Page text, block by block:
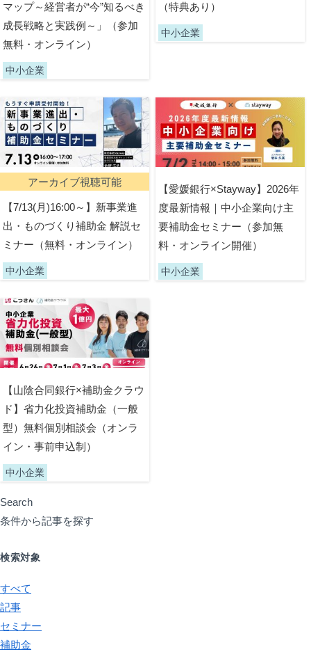
マップ～経営者が“今”知るべき
成長戦略と実践例～」（参加
無料・オンライン）
中小企業
（特典あり）
中小企業
アーカイブ視聴可能
【7/13(月)16:00～】新事業進
出・ものづくり補助金 解説セ
ミナー（無料・オンライン）
中小企業
【愛媛銀行×Stayway】2026年
度最新情報｜中小企業向け主
要補助金セミナー（参加無
料・オンライン開催）
中小企業
【山陰合同銀行×補助金クラウ
ド】省力化投資補助金（一般
型）無料個別相談会（オンラ
イン・事前申込制）
中小企業
Search
条件から記事を探す
検索対象
すべて
記事
セミナー
補助金